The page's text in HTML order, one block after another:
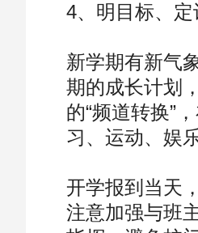
4、明目标、
新学期有新气
期的成长计划
的“频道转换”
习、运动、娱
开学报到当天
注意加强与班